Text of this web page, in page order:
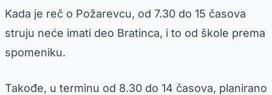
Kada je reč o Požarevcu, od 7.30 do 15 časova
struju neće imati deo Bratinca, i to od škole prema
spomeniku.
Takođe, u terminu od 8.30 do 14 časova, planirano